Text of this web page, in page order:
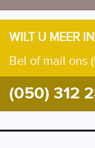
WILT U MEER
Bel of mail ons
(050) 312